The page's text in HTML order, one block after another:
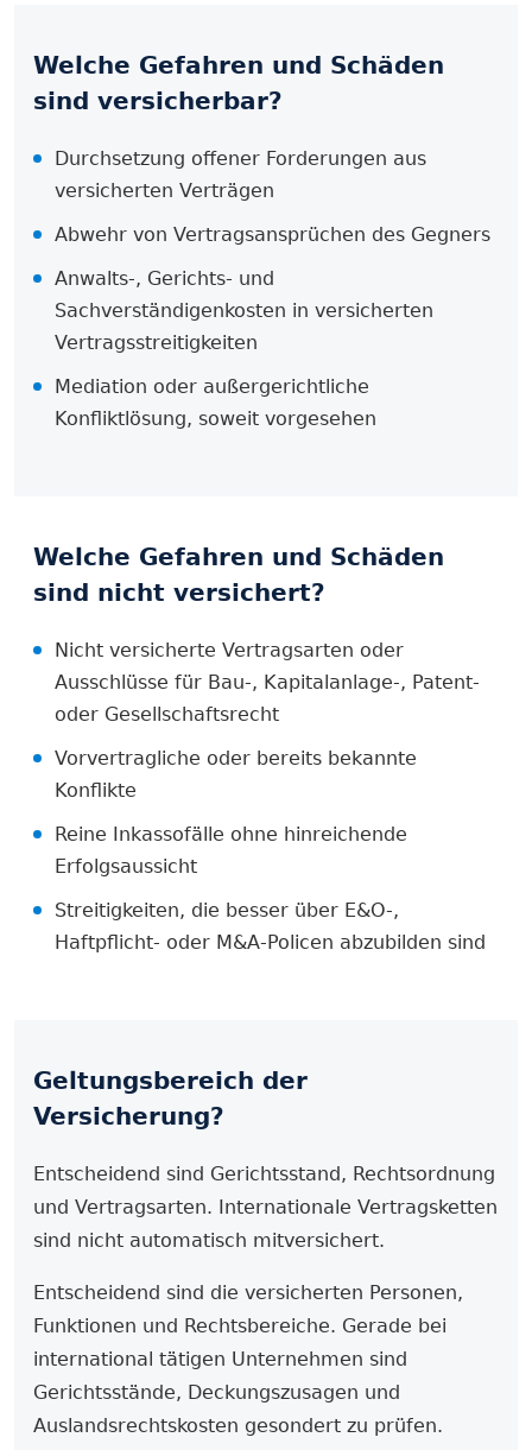
Welche Gefahren und Schäden
sind versicherbar?
Durchsetzung offener Forderungen aus
versicherten Verträgen
Abwehr von Vertragsansprüchen des Gegners
Anwalts-, Gerichts- und
Sachverständigenkosten in versicherten
Vertragsstreitigkeiten
Mediation oder außergerichtliche
Konfliktlösung, soweit vorgesehen
Welche Gefahren und Schäden
sind nicht versichert?
Nicht versicherte Vertragsarten oder
Ausschlüsse für Bau-, Kapitalanlage-, Patent-
oder Gesellschaftsrecht
Vorvertragliche oder bereits bekannte
Konflikte
Reine Inkassofälle ohne hinreichende
Erfolgsaussicht
Streitigkeiten, die besser über E&O-,
Haftpflicht- oder M&A-Policen abzubilden sind
Geltungsbereich der
Versicherung?
Entscheidend sind Gerichtsstand, Rechtsordnung
und Vertragsarten. Internationale Vertragsketten
sind nicht automatisch mitversichert.
Entscheidend sind die versicherten Personen,
Funktionen und Rechtsbereiche. Gerade bei
international tätigen Unternehmen sind
Gerichtsstände, Deckungszusagen und
Auslandsrechtskosten gesondert zu prüfen.